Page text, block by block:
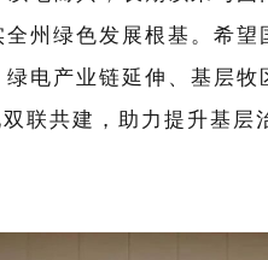
州绿色发展根基。希
电产业链延伸、基层
联共建，助力提升基层